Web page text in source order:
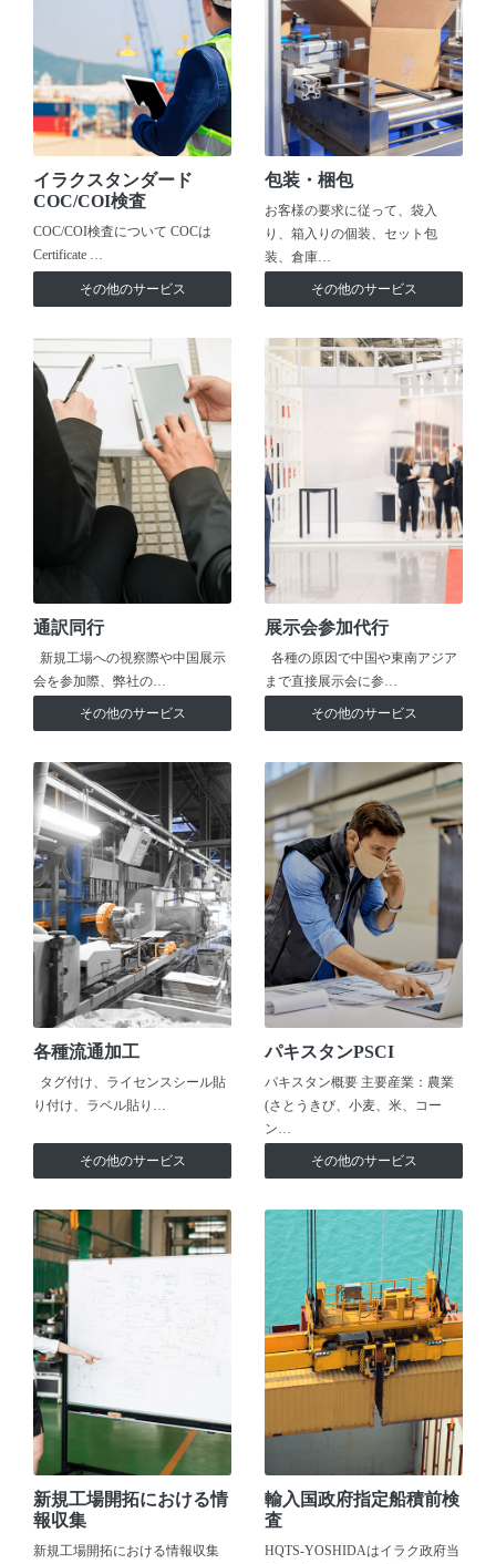
イラクスタンダード
COC/COI検査
COC/COI検査について COCは
Certificate …
その他のサービス
包装・梱包
お客様の要求に従って、袋入
り、箱入りの個装、セット包
装、倉庫…
その他のサービス
通訳同行
新規工場への視察際や中国展示
会を参加際、弊社の…
その他のサービス
展示会参加代行
各種の原因で中国や東南アジア
まで直接展示会に参…
その他のサービス
各種流通加工
タグ付け、ライセンスシール貼
り付け、ラベル貼り…
その他のサービス
パキスタンPSCI
パキスタン概要 主要産業：農業
(さとうきび、小麦、米、コー
ン…
その他のサービス
新規工場開拓における情
報収集
新規工場開拓における情報収集
輸入国政府指定船積前検
査
HQTS-YOSHIDAはイラク政府当